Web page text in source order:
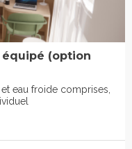
équipé (option
eau froide comprises,